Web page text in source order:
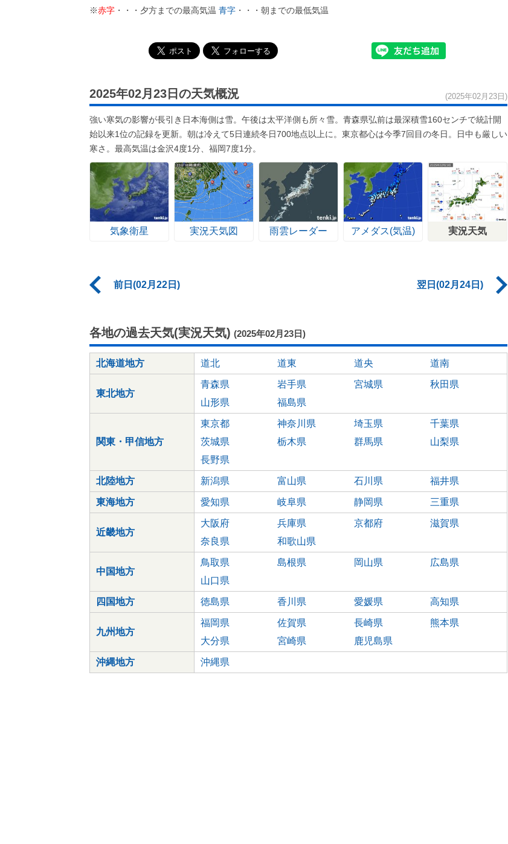
※赤字 ・・・夕方までの最高気温 青字 ・・・朝までの最低気温
2025年02月23日の天気概況 (2025年02月23日)
強い寒気の影響が長引き日本海側は雪。午後は太平洋側も所々雪。青森県弘前は最深積雪160センチで統計開
始以来1位の記録を更新。朝は冷えて5日連続冬日700地点以上に。東京都心は今季7回目の冬日。日中も厳しい
寒さ。最高気温は金沢4度1分、福岡7度1分。
気象衛星 実況天気図 雨雲レーダー アメダス(気温) 実況天気
前日(02月22日) 翌日(02月24日)
各地の過去天気(実況天気) (2025年02月23日)
北海道地方 道北 道東 道央 道南
東北地方
青森県 岩手県 宮城県
秋田県
山形県
福島県
関東・甲信地方
東京都 神奈川県 埼玉県
千葉県
茨城県
栃木県 群馬県
山梨県
長野県
北陸地方 新潟県 富山県 石川県 福井県
東海地方 愛知県 岐阜県 静岡県 三重県
近畿地方
大阪府 兵庫県 京都府
滋賀県
奈良県
和歌山県
中国地方
鳥取県 島根県 岡山県
広島県
山口県
四国地方 徳島県 香川県 愛媛県 高知県
九州地方
福岡県 佐賀県 長崎県
熊本県
大分県
宮崎県 鹿児島県
沖縄地方 沖縄県